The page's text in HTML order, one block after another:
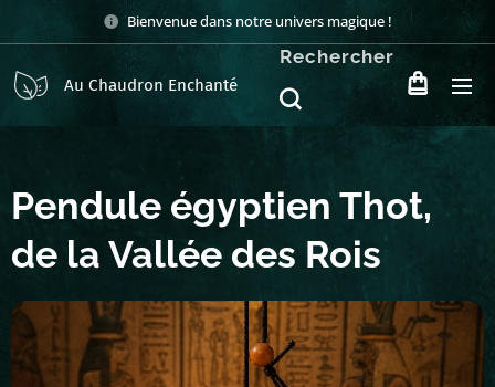
Bienvenue dans notre univers magique !
Au Chaudron Enchanté
Rechercher
Pendule égyptien Thot,
de la Vallée des Rois